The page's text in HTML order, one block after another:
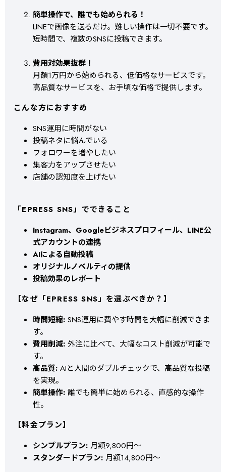
簡単操作で、誰でも始められる！
LINEで画像を送るだけ。難しい操作は一切不要です。
短時間で、複数のSNSに投稿できます。
費用対効果抜群！
月額1万円から始められる、低価格なサービスです。
高品質なサービスを、お手頃な価格で提供します。
こんな方におすすめ
SNS運用に時間がない
投稿ネタに悩んでいる
フォロワーを増やしたい
集客力をアップさせたい
店舗の認知度を上げたい
「EPRESS SNS」でできること
Instagram、Googleビジネスプロフィール、LINE公
式アカウントの連携
AIによる自動投稿
オリジナルノベルティの提供
投稿効果のレポート
【なぜ「EPRESS SNS」を選ぶべきか？】
時間短縮:SNS運用に費やす時間を大幅に削減できま
す。
費用削減:外注に比べて、大幅なコスト削減が可能で
す。
高品質:AIと人間のダブルチェックで、高品質な投稿
を実現。
簡単操作:誰でも簡単に始められる、直感的な操作
性。
【料金プラン】
シンプルプラン:月額9,800円～
スタンダードプラン:月額14,800円～